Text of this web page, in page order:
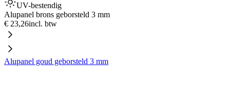
UV-bestendig
Alupanel brons geborsteld 3 mm
€ 23,26incl. btw
Alupanel goud geborsteld 3 mm